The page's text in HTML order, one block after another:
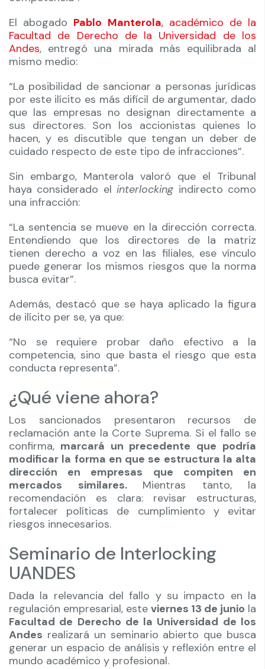
El abogado Pablo Manterola, académico de la
Facultad de Derecho de la Universidad de los
Andes, entregó una mirada más equilibrada al
mismo medio:
“La posibilidad de sancionar a personas jurídicas
por este ilícito es más difícil de argumentar, dado
que las empresas no designan directamente a
sus directores. Son los accionistas quienes lo
hacen, y es discutible que tengan un deber de
cuidado respecto de este tipo de infracciones”.
Sin embargo, Manterola valoró que el Tribunal
haya considerado elinterlocking indirecto como
una infracción:
“La sentencia se mueve en la dirección correcta.
Entendiendo que los directores de la matriz
tienen derecho a voz en las filiales, ese vínculo
puede generar los mismos riesgos que la norma
busca evitar”.
Además, destacó que se haya aplicado la figura
de ilícito per se, ya que:
“No se requiere probar daño efectivo a la
competencia, sino que basta el riesgo que esta
conducta representa”.
¿Qué viene ahora?
Los sancionados presentaron recursos de
reclamación ante la Corte Suprema. Si el fallo se
confirma, marcará un precedente que podría
modificar la forma en que se estructura la alta
dirección en empresas que compiten en
mercados similares. Mientras tanto, la
recomendación es clara: revisar estructuras,
fortalecer políticas de cumplimiento y evitar
riesgos innecesarios.
Seminario de Interlocking
UANDES
Dada la relevancia del fallo y su impacto en la
regulación empresarial, este viernes 13 de junio la
Facultad de Derecho de la Universidad de los
Andes realizará un seminario abierto que busca
generar un espacio de análisis y reflexión entre el
mundo académico y profesional.